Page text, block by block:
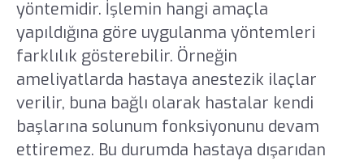
yöntemidir. İşlemin hangi amaçla
yapıldığına göre uygulanma yöntemleri
farklılık gösterebilir. Örneğin
ameliyatlarda hastaya anestezik ilaçlar
verilir, buna bağlı olarak hastalar kendi
başlarına solunum fonksiyonunu devam
ettiremez. Bu durumda hastaya dışarıdan